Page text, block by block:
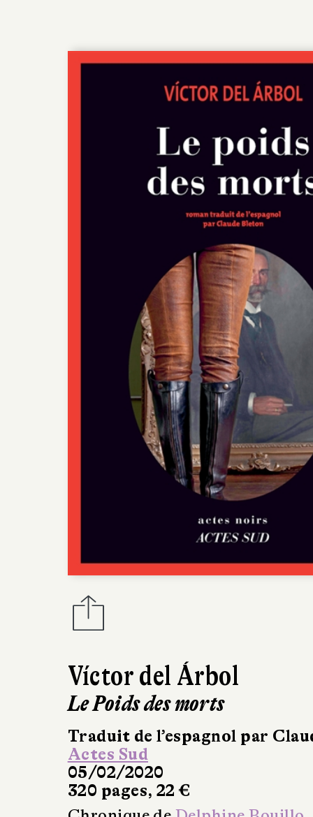
Víctor del Árbol
Le Poids des morts
Traduit de l’espagnol par
Actes Sud
05/02/2020
320 pages, 22 €